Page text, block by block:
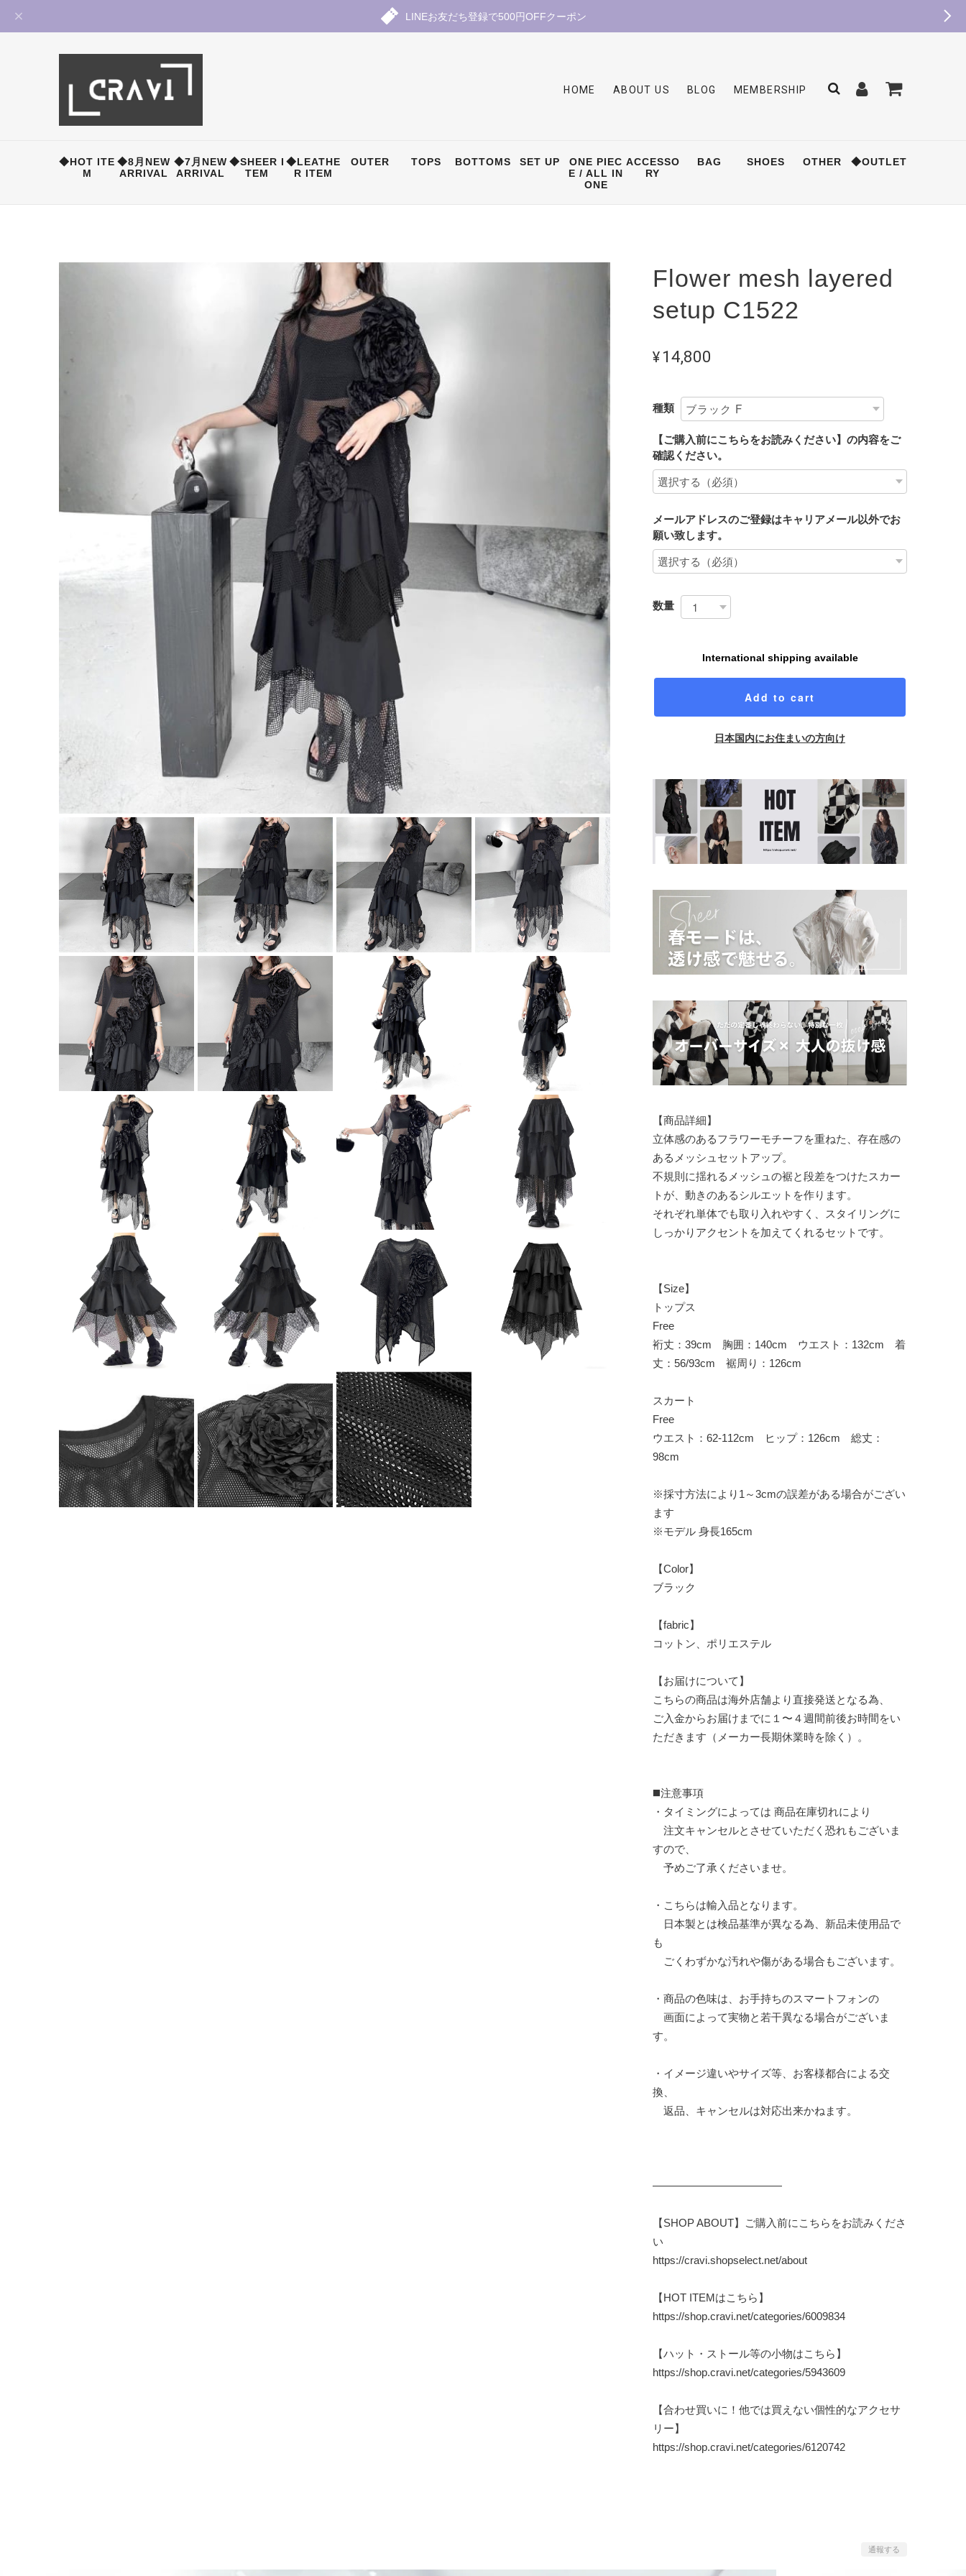
LINEお友だち登録で500円OFFクーポン
HOME ABOUT US BLOG MEMBERSHIP
◆HOT ITE
M
◆8月NEW
ARRIVAL
◆7月NEW
ARRIVAL
◆SHEER I
TEM
◆LEATHE
R ITEM
OUTER TOPS BOTTOMS SET UP
ONE PIEC
E / ALL IN
ONE
ACCESSO
RY
BAG SHOES OTHER ◆OUTLET
Flower mesh layered
setup C1522
¥14,800
種類
【ご購入前にこちらをお読みください】の内容をご
確認ください。
メールアドレスのご登録はキャリアメール以外でお
願い致します。
数量
International shipping available
Add to cart
日本国内にお住まいの方向け
【商品詳細】
立体感のあるフラワーモチーフを重ねた、存在感の
あるメッシュセットアップ。
不規則に揺れるメッシュの裾と段差をつけたスカー
トが、動きのあるシルエットを作ります。
それぞれ単体でも取り入れやすく、スタイリングに
しっかりアクセントを加えてくれるセットです。
【Size】
トップス
Free
裄丈：39cm 胸囲：140cm ウエスト：132cm 着
丈：56/93cm 裾周り：126cm
スカート
Free
ウエスト：62-112cm ヒップ：126cm 総丈：
98cm
※採寸方法により1～3cmの誤差がある場合がござい
ます
※モデル 身長165cm
【Color】
ブラック
【fabric】
コットン、ポリエステル
【お届けについて】
こちらの商品は海外店舗より直接発送となる為、
ご入金からお届けまでに１〜４週間前後お時間をい
ただきます（メーカー長期休業時を除く）。
◼️注意事項
・タイミングによっては 商品在庫切れにより
注文キャンセルとさせていただく恐れもございま
すので、
予めご了承くださいませ。
・こちらは輸入品となります。
日本製とは検品基準が異なる為、新品未使用品で
も
ごくわずかな汚れや傷がある場合もございます。
・商品の色味は、お手持ちのスマートフォンの
画面によって実物と若干異なる場合がございま
す。
・イメージ違いやサイズ等、お客様都合による交
換、
返品、キャンセルは対応出来かねます。
————————————
【SHOP ABOUT】ご購入前にこちらをお読みくださ
い
https://cravi.shopselect.net/about
【HOT ITEMはこちら】
https://shop.cravi.net/categories/6009834
【ハット・ストール等の小物はこちら】
https://shop.cravi.net/categories/5943609
【合わせ買いに！他では買えない個性的なアクセサ
リー】
https://shop.cravi.net/categories/6120742
通報する